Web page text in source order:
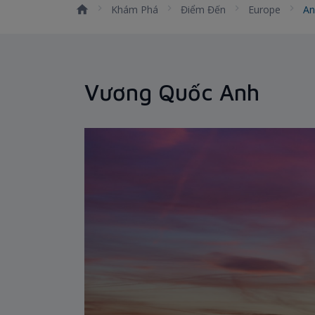
Khám Phá Điểm Đến Europe
Vương Quốc Anh